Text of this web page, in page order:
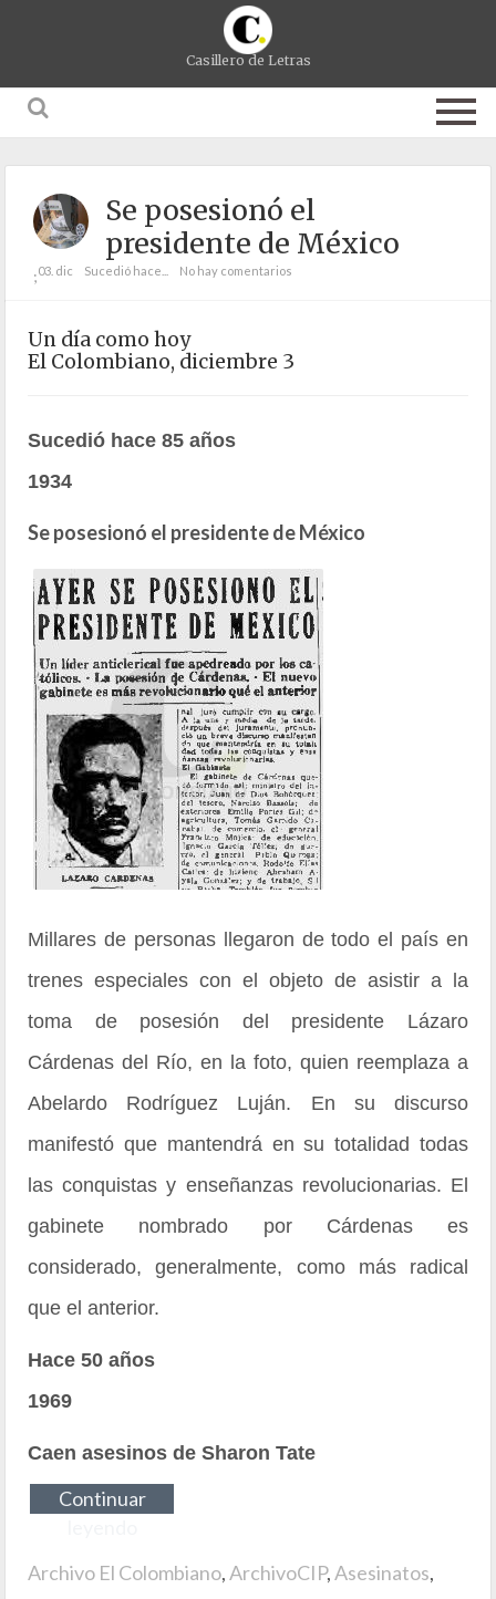
Casillero de Letras
Se posesionó el
presidente de México
;03. dic Sucedió hace... No hay comentarios
Un día como hoy
El Colombiano, diciembre 3
Sucedió hace 85 años
1934
Se posesionó el presidente de México
Millares de personas llegaron de todo el país en
trenes especiales con el objeto de asistir a la
toma de posesión del presidente Lázaro
Cárdenas del Río, en la foto, quien reemplaza a
Abelardo Rodríguez Luján. En su discurso
manifestó que mantendrá en su totalidad todas
las conquistas y enseñanzas revolucionarias. El
gabinete nombrado por Cárdenas es
considerado, generalmente, como más radical
que el anterior.
Hace 50 años
1969
Caen asesinos de Sharon Tate
Continuar
Archivo El Colombiano,ArchivoCIP,Asesinatos,